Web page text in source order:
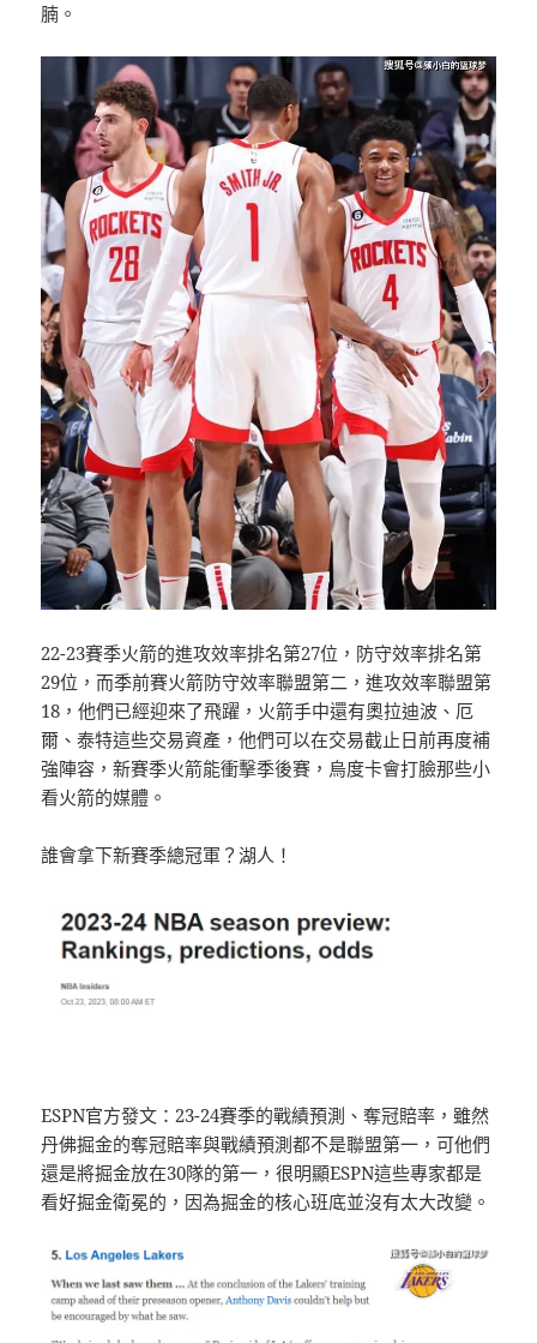
腩。
22-23賽季火箭的進攻效率排名第27位，防守效率排名第
29位，而季前賽火箭防守效率聯盟第二，進攻效率聯盟第
18，他們已經迎來了飛躍，火箭手中還有奧拉迪波、厄
爾、泰特這些交易資產，他們可以在交易截止日前再度補
強陣容，新賽季火箭能衝擊季後賽，烏度卡會打臉那些小
看火箭的媒體。
誰會拿下新賽季總冠軍？湖人！
ESPN官方發文：23-24賽季的戰績預測、奪冠賠率，雖然
丹佛掘金的奪冠賠率與戰績預測都不是聯盟第一，可他們
還是將掘金放在30隊的第一，很明顯ESPN這些專家都是
看好掘金衛冕的，因為掘金的核心班底並沒有太大改變。